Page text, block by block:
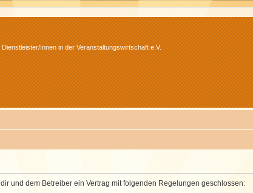
Innen in der Veranstaltungswirtschaft e.V.
dir und dem Betreiber ein Vertrag mit folgenden Regelungen geschlossen: